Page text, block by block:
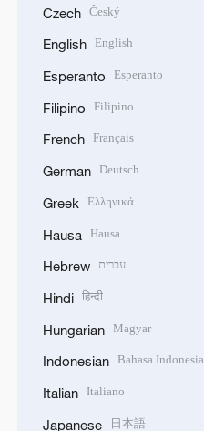
Czech Český
English English
Esperanto Esperanto
Filipino Filipino
French Français
German Deutsch
Greek Ελληνικά
Hausa Hausa
Hebrew עברית
Hindi हिन्दी
Hungarian Magyar
Indonesian Bahasa Indonesia
Italian Italiano
Japanese 日本語